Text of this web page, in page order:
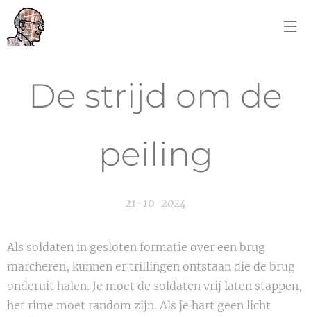
De strijd om de
peiling
21-10-2024
Als soldaten in gesloten formatie over een brug
marcheren, kunnen er trillingen ontstaan die de brug
onderuit halen. Je moet de soldaten vrij laten stappen,
het rime moet random zijn. Als je hart geen licht